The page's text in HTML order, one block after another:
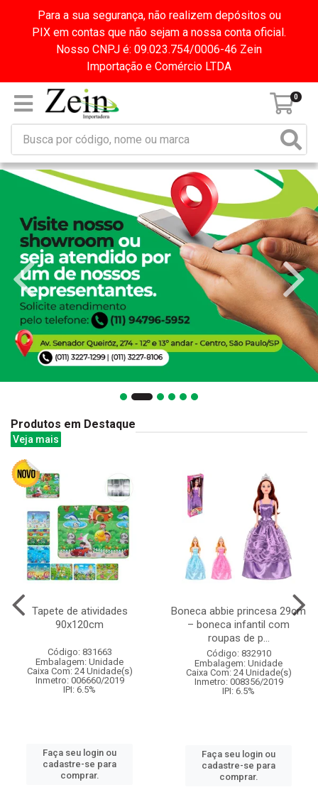
Para a sua segurança, não realizem depósitos ou
PIX em contas que não sejam a nossa conta oficial.
Nosso CNPJ é: 09.023.754/0006-46 Zein
Importação e Comércio LTDA
0
Produtos em Destaque
Veja mais
Tapete de atividades
90x120cm
Código: 831663
Embalagem: Unidade
Caixa Com: 24 Unidade(s)
Inmetro: 006660/2019
IPI: 6.5%
Faça seu login ou
cadastre-se para
comprar.
Boneca abbie princesa 29cm
– boneca infantil com
roupas de p...
Código: 832910
Embalagem: Unidade
Caixa Com: 24 Unidade(s)
Inmetro: 008356/2019
IPI: 6.5%
Faça seu login ou
cadastre-se para
comprar.